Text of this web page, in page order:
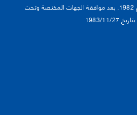
82/2 المؤرخ في 11 فبراير من عام 1982. بعد موافقة الجهات المختصة وتحت